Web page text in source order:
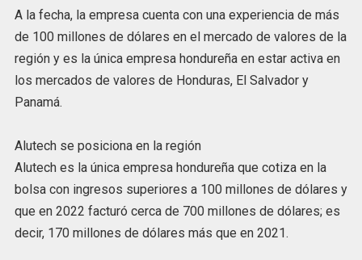
A la fecha, la empresa cuenta con una experiencia de más
de 100 millones de dólares en el mercado de valores de la
región y es la única empresa hondureña en estar activa en
los mercados de valores de Honduras, El Salvador y
Panamá.
Alutech se posiciona en la región
Alutech es la única empresa hondureña que cotiza en la
bolsa con ingresos superiores a 100 millones de dólares y
que en 2022 facturó cerca de 700 millones de dólares; es
decir, 170 millones de dólares más que en 2021.